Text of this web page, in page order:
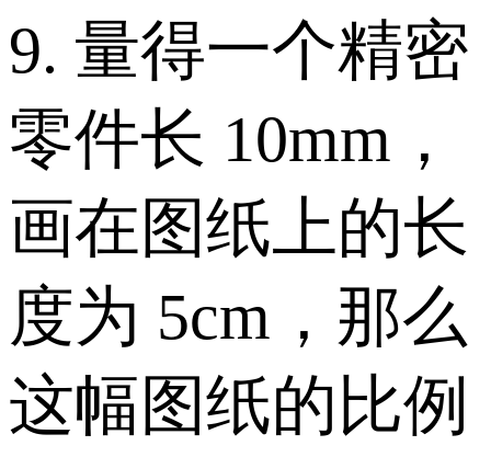
9. 量得一个精密
零件长 10mm，
画在图纸上的长
度为 5cm，那么
这幅图纸的比例